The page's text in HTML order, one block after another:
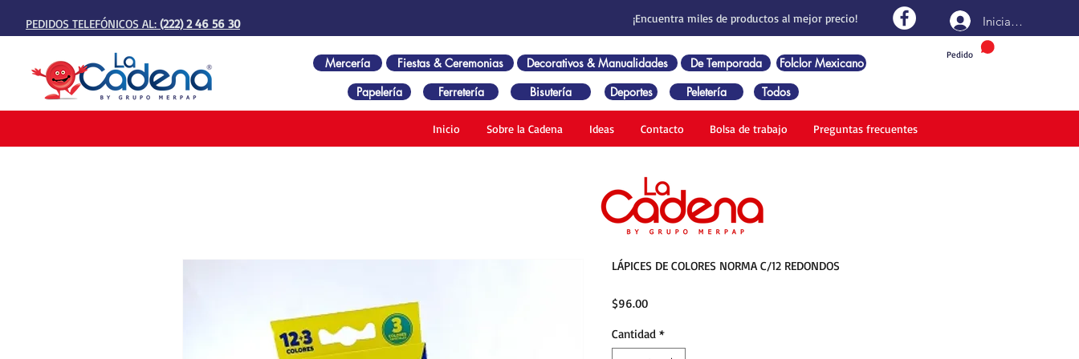
PEDIDOS TELEFÓNICOS AL: (222) 2 46 56 30 ¡Encuentra miles de productos al mejor precio!
Pedido
Iniciar sesión
Mercería Fiestas & Ceremonias Decorativos & Manualidades De Temporada
Folclor Mexicano
Papelería
Ferretería Bisutería Deportes Peletería Todos
Inicio Sobre la Cadena Ideas Contacto Bolsa de trabajo Preguntas frecuentes
LÁPICES DE COLORES NORMA C/12 REDONDOS
$96.00Precio
Cantidad *